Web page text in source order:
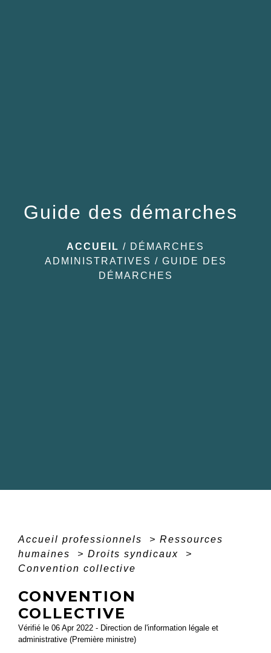
Guide des démarches
ACCUEIL / DÉMARCHES
ADMINISTRATIVES / GUIDE DES
DÉMARCHES
Accueil professionnels > Ressources
humaines
> Droits syndicaux
>
Convention collective
CONVENTION
COLLECTIVE
Vérifié le 06 Apr 2022 - Direction de l'information légale et
administrative (Première ministre)